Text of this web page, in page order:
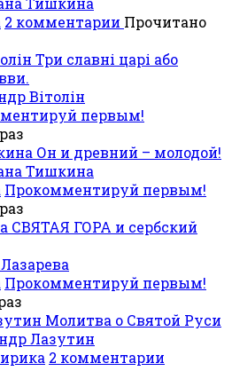
2 комментарии Прочитано
Три славні царі або
Вітолін
первым!
Он и древний – молодой!
Тишкина
Прокомментируй первым!
СВЯТАЯ ГОРА и сербский
Прокомментируй первым!
Молитва о Святой Руси
Лазутин
2 комментарии